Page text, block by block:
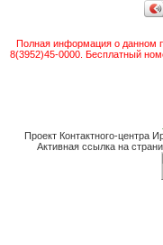
Полная информация о данном
8(3952)45-0000. Бесплатный
Проект Контактного-центра
Активная ссылка на